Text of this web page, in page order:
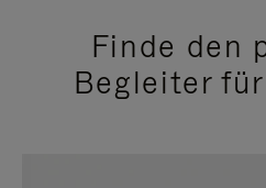
Finde den
Begleiter